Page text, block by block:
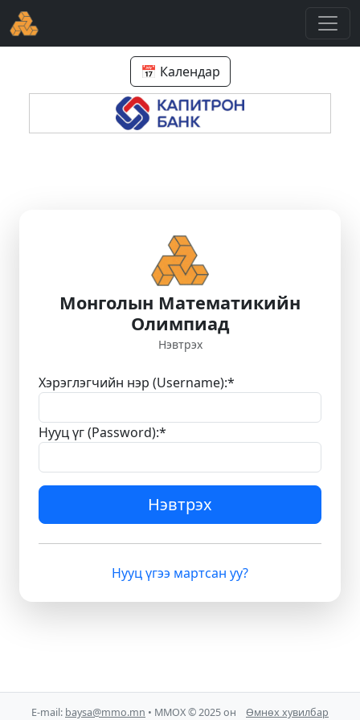
📅 Календар
Монголын Математикийн
Олимпиад
Нэвтрэх
Хэрэглэгчийн нэр (Username):*
Нууц үг (Password):*
Нэвтрэх
Нууц үгээ мартсан уу?
E-mail: baysa@mmo.mn • ММОХ © 2025 он Өмнөх хувилбар